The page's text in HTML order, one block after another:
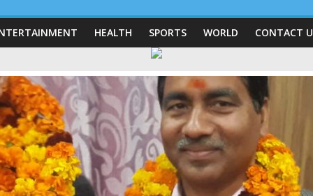
HEALTH SPORTS WORLD CONTACT